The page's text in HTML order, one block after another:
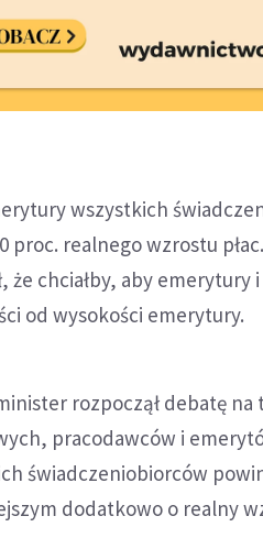
wszystkich
proc. realnego wzrostu
że chciałby, aby emerytury
od wysokości emerytury.
rozpoczął debatę
pracodawców i
świadczeniobiorców
dodatkowo o realny